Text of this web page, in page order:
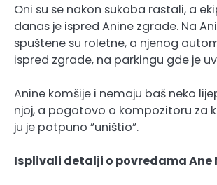
Oni su se nakon sukoba rastali, a
danas je ispred Anine zgrade. Na
spuštene su roletne, a njenog
ispred zgrade, na parkingu gde je
Anine komšije i nemaju baš neko
njoj, a pogotovo o kompozitoru za
ju je potpuno ”uništio”.
Isplivali detalji o povredama Ane